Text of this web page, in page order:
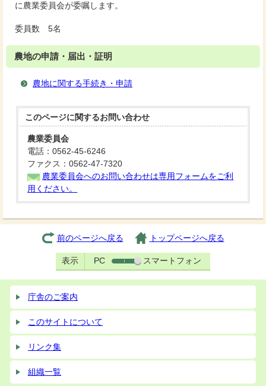
に農業委員会が委嘱します。
委員数 5名
農地の申請・届出・証明
農地に関する手続き・申請
このページに関するお問い合わせ
農業委員会
電話：0562-45-6246
ファクス：0562-47-7320
農業委員会へのお問い合わせは専用フォームをご利
用ください。
前のページへ戻る トップページへ戻る
表示 PC スマートフォン
庁舎のご案内
このサイトについて
リンク集
組織一覧